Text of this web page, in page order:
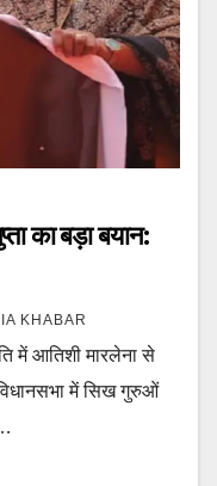
का बड़ा बयान:
KHABAR
में आतिशी मारलेना से
विधानसभा में सिख गुरुओं